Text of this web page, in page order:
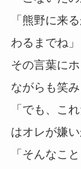
「熊野に来
わるまでね」
その言葉に
ながらも笑み
「でも、こ
はオレが嫌い
「そんなこ